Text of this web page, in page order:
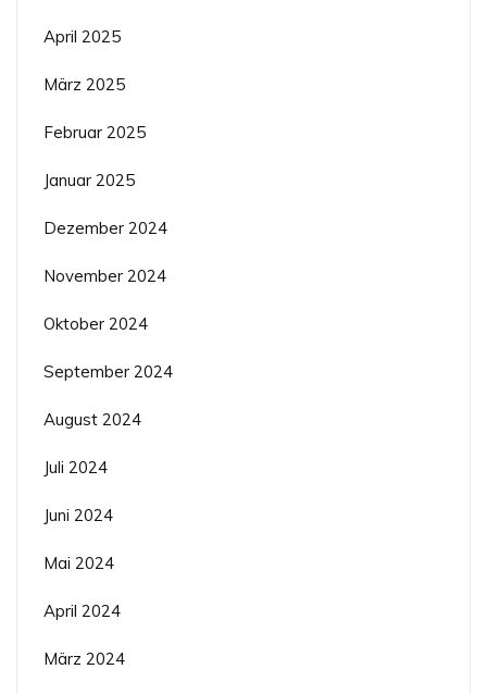
April 2025
März 2025
Februar 2025
Januar 2025
Dezember 2024
November 2024
Oktober 2024
September 2024
August 2024
Juli 2024
Juni 2024
Mai 2024
April 2024
März 2024